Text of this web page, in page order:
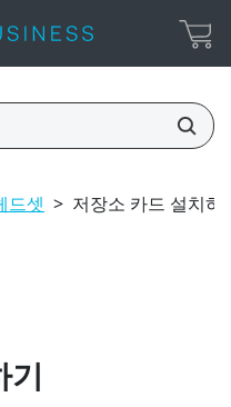
드셋 > 저장소 카드 설치하
기